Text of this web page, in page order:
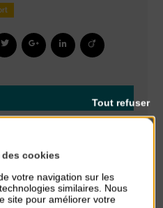
cookies
votre navigation sur les
similaires. Nous
site pour améliorer votre
Tout refuser